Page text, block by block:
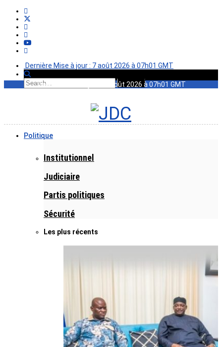
Dernière Mise à jour : 7 août 2026 à 07h01 GMT
Dernière Mise à jour : 7 août 2026 à 07h01 GMT
Politique
Institutionnel
Judiciaire
Partis politiques
Sécurité
Les plus récents